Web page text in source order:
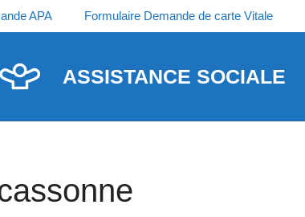
APA Formulaire Demande de carte Vitale
ASSISTANCE SOCIALE